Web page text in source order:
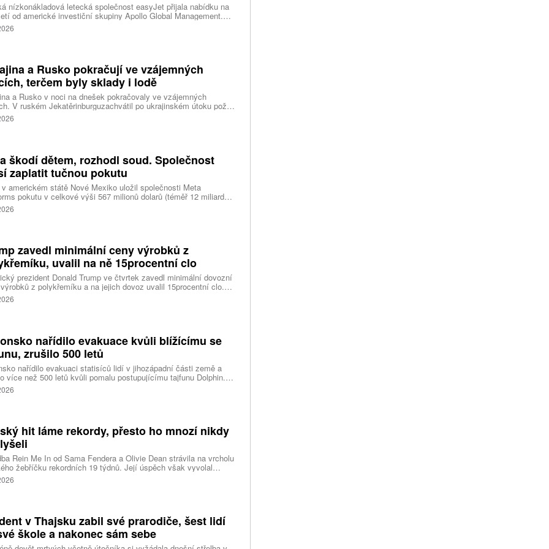
nízkonákladová letecká společnost easyJet přijala nabídku na
od americké investiční skupiny Apollo Global Management.
oceňuje aerolinku na 5,7 miliardy liber, tedy přibližně 162
korun.
a Rusko pokračují ve vzájemných
terčem byly sklady i lodě
a Rusko v noci na dnešek pokračovaly ve vzájemných
V ruském Jekatěrinburguzachvátil po ukrajinském útoku požár
centrum ruského internetového prodejce Wildberries.
o tom informovala bez podrobností na síti Telegram.
škodí dětem, rozhodl soud. Společnost
zaplatit tučnou pokutu
americkém státě Nové Mexiko uložil společnosti Meta
pokutu v celkové výši 567 milionů dolarů (téměř 12 miliard
za újmu, kterou její platformy Facebook a Instagram působí
lidem. Firma musí změnit způsob ověřování věku.
zavedl minimální ceny výrobků z
uvalil na ně 15procentní clo
prezident Donald Trump ve čtvrtek zavedl minimální dovozní
z polykřemíku a na jejich dovoz uvalil 15procentní clo.
se používá při výrobě polovodičů a je hlavní složkou
panelů, jeho největším světovým producentem je Čína.
Reuters.nařídilo evakuace kvůli blížícímu se
zrušilo 500 letů
nařídilo evakuaci statisíců lidí v jihozápadní části země a
více než 500 letů kvůli pomalu postupujícímu tajfunu Dolphin.
meteorologů přinese tajfun do oblasti silný vítr, prudký déšť a
vlny, píše agentura Reuters. Dolphin je tajfunem první, tedy
meteorologická agentura (JMA).
hit láme rekordy, přesto ho mnozí nikdy
Rein Me In od Sama Fendera a Olivie Dean strávila na vrcholu
žebříčku rekordních 19 týdnů. Její úspěch však vyvolal
reakci. Řada lidí tvrdí, že píseň nikdy neslyšela. Hudební
totiž rozdělil do menších skupin, které poslouchají úplně jiné
v Thajsku zabil své prarodiče, šest lidí
škole a nakonec sám sebe